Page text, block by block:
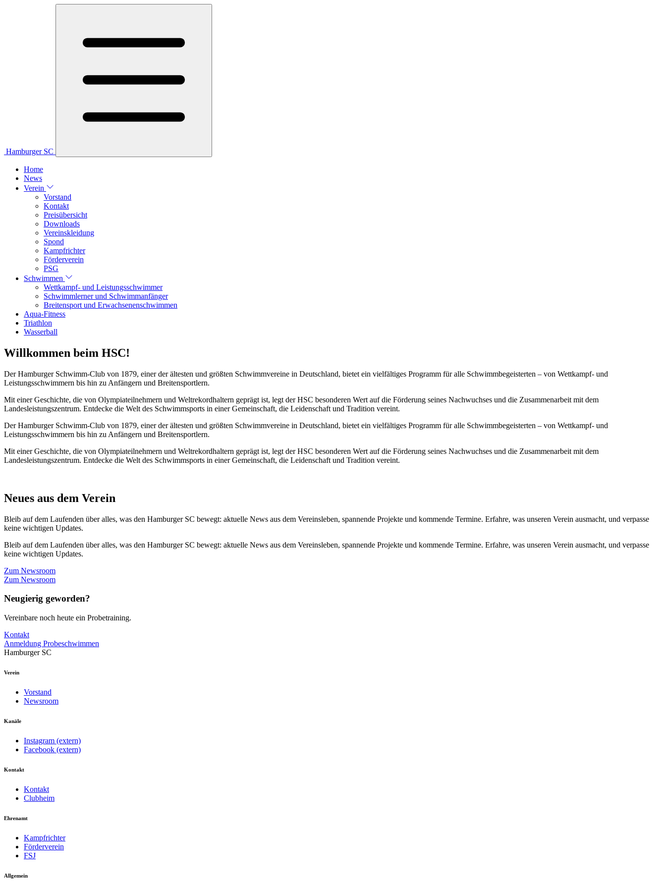
Hamburger SC
Home
News
Verein
Vorstand
Kontakt
Preisübersicht
Downloads
Vereinskleidung
Spond
Kampfrichter
Förderverein
PSG
Schwimmen
Wettkampf- und Leistungsschwimmer
Schwimmlerner und Schwimmanfänger
Breitensport und Erwachsenenschwimmen
Aqua-Fitness
Triathlon
Wasserball
Willkommen beim HSC!
Der Hamburger Schwimm-Club von 1879, einer der ältesten und größten Schwimmvereine in Deutschland, bietet ein vielfältiges Programm für alle Schwimmbegeisterten – von Wettkampf- und
Leistungsschwimmern bis hin zu Anfängern und Breitensportlern.
Mit einer Geschichte, die von Olympiateilnehmern und Weltrekordhaltern geprägt ist, legt der HSC besonderen Wert auf die Förderung seines Nachwuchses und die Zusammenarbeit mit dem
Landesleistungszentrum. Entdecke die Welt des Schwimmsports in einer Gemeinschaft, die Leidenschaft und Tradition vereint.
Der Hamburger Schwimm-Club von 1879, einer der ältesten und größten Schwimmvereine in Deutschland, bietet ein vielfältiges Programm für alle Schwimmbegeisterten – von Wettkampf- und
Leistungsschwimmern bis hin zu Anfängern und Breitensportlern.
Mit einer Geschichte, die von Olympiateilnehmern und Weltrekordhaltern geprägt ist, legt der HSC besonderen Wert auf die Förderung seines Nachwuchses und die Zusammenarbeit mit dem
Landesleistungszentrum. Entdecke die Welt des Schwimmsports in einer Gemeinschaft, die Leidenschaft und Tradition vereint.
Neues aus dem Verein
Bleib auf dem Laufenden über alles, was den Hamburger SC bewegt: aktuelle News aus dem Vereinsleben, spannende Projekte und kommende Termine. Erfahre, was unseren Verein ausmacht, und verpasse
keine wichtigen Updates.
Bleib auf dem Laufenden über alles, was den Hamburger SC bewegt: aktuelle News aus dem Vereinsleben, spannende Projekte und kommende Termine. Erfahre, was unseren Verein ausmacht, und verpasse
keine wichtigen Updates.
Zum Newsroom
Zum Newsroom
Neugierig geworden?
Vereinbare noch heute ein Probetraining.
Kontakt
Anmeldung Probeschwimmen
Hamburger SC
Verein
Vorstand
Newsroom
Kanäle
Instagram (extern)
Facebook (extern)
Kontakt
Kontakt
Clubheim
Ehrenamt
Kampfrichter
Förderverein
FSJ
Allgemein